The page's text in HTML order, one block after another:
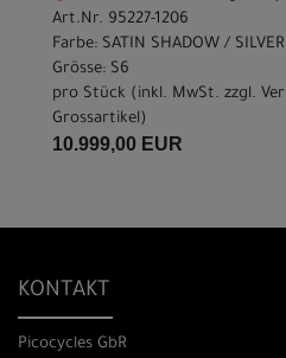
Art.Nr. 95227-1206
Farbe: SATIN SHADOW / SILVER
Grösse: S6
pro Stück (inkl. MwSt. zzgl.
Grossartikel)
10.999,00 EUR
KONTAKT
Picocycles GbR